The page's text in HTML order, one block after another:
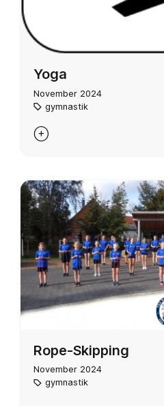
Yoga
November 2024
gymnastik

Rope-Skipping
November 2024
gymnastik